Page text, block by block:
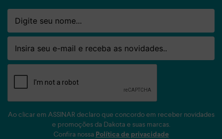
Nome
Email
Ao clicar em ASSINAR declaro que concordo em receber novidades
e promoções da Dakota e suas marcas.
Confira nossa Política de privacidade